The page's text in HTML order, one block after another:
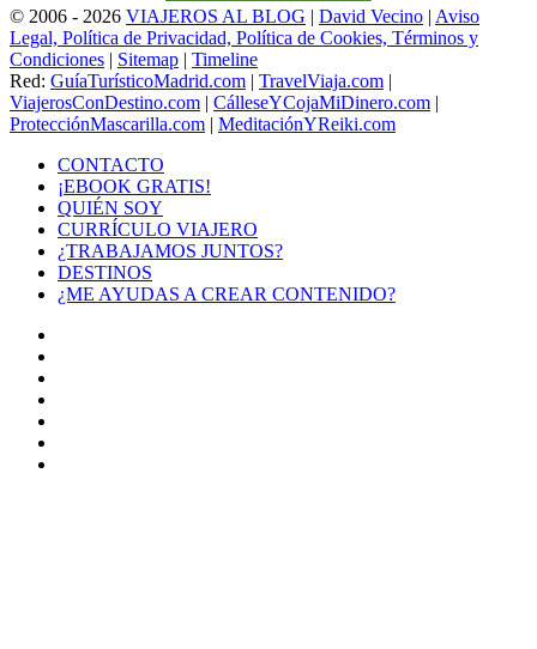
© 2006 - 2026 VIAJEROS AL BLOG | David Vecino | Aviso
Legal, Política de Privacidad, Política de Cookies, Términos y
Condiciones | Sitemap | Timeline
Red: GuíaTurísticoMadrid.com | TravelViaja.com |
ViajerosConDestino.com | CálleseYCojaMiDinero.com |
ProtecciónMascarilla.com | MeditaciónYReiki.com
CONTACTO
¡EBOOK GRATIS!
QUIÉN SOY
CURRÍCULO VIAJERO
¿TRABAJAMOS JUNTOS?
DESTINOS
¿ME AYUDAS A CREAR CONTENIDO?